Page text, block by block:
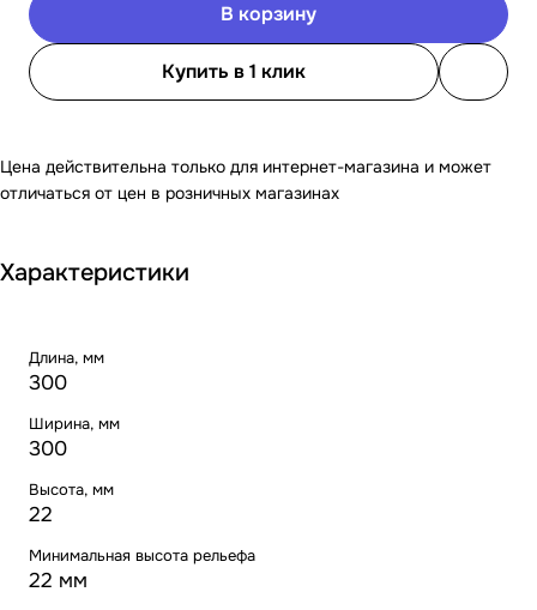
В корзину
Купить в 1 клик
Цена действительна только для интернет-магазина и может
отличаться от цен в розничных магазинах
Характеристики
Длина, мм
300
Ширина, мм
300
Высота, мм
22
Минимальная высота рельефа
22 мм